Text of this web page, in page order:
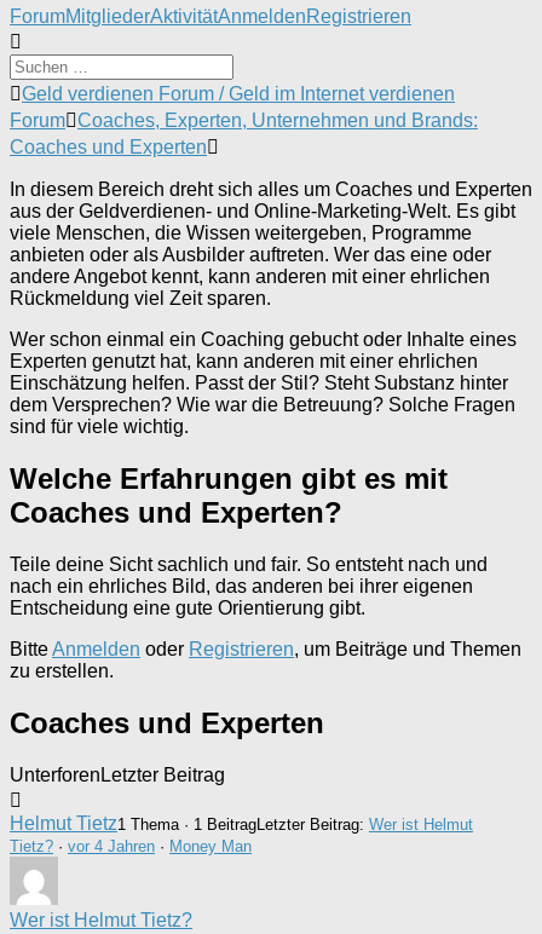
Forum-
Navigation
ForumMitgliederAktivitätAnmeldenRegistrieren
Forum-
Breadcrumbs
-
Du
hier:
Geld verdienen Forum / Geld im Internet verdienen
Forum Coaches, Experten, Unternehmen und Brands:
Coaches und Experten
In diesem Bereich dreht sich alles um Coaches und Experten
aus der Geldverdienen- und Online-Marketing-Welt. Es gibt
viele Menschen, die Wissen weitergeben, Programme
anbieten oder als Ausbilder auftreten. Wer das eine oder
andere Angebot kennt, kann anderen mit einer ehrlichen
Rückmeldung viel Zeit sparen.
Wer schon einmal ein Coaching gebucht oder Inhalte eines
Experten genutzt hat, kann anderen mit einer ehrlichen
Einschätzung helfen. Passt der Stil? Steht Substanz hinter
dem Versprechen? Wie war die Betreuung? Solche Fragen
sind für viele wichtig.
Welche Erfahrungen gibt es mit
Coaches und Experten?
Teile deine Sicht sachlich und fair. So entsteht nach und
nach ein ehrliches Bild, das anderen bei ihrer eigenen
Entscheidung eine gute Orientierung gibt.
BitteAnmelden oder Registrieren, um Beiträge und Themen
zu erstellen.
Coaches und Experten
Unterforen Letzter Beitrag
Helmut Tietz1 Thema · 1 BeitragLetzter Beitrag: Wer ist Helmut
Tietz? · vor 4 Jahren · Money Man
Wer ist Helmut Tietz?